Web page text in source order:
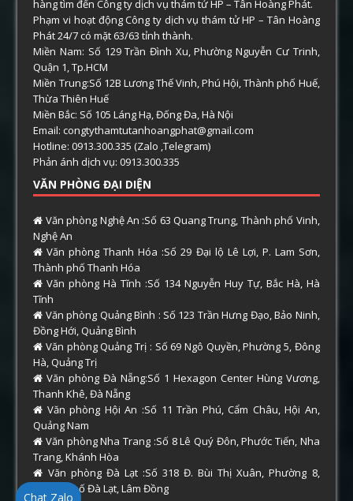
hàng tìm đến Công ty dịch vụ thám tử HP – Tân Hoàng Phát.
Phạm vi hoạt động Công ty dịch vụ thám tử HP – Tân Hoàng
Phát 24/7 có mặt 63/63 tỉnh thành.
Miền Nam: Số 129 Trần Đình Xu, Phường Nguyễn Cư Trinh,
Quận 1, Tp.HCM
Miền Trung:Số 12B Lương Thế Vinh, Phú Hội, Thành phố Huế,
Thừa Thiên Huế
Miền Bắc: Số 105 Láng Hạ, Đống Đa, Hà Nội
Email: congtythamtutanhoangphat@gmail.com
Hotline: 0913.300.335 (Zalo ,Telegram)
Phản ánh dịch vụ: 0913.300.335
VĂN PHÒNG ĐẠI DIỆN
Văn phòng Nghệ An :Số 63 Quang Trung, Thành phố Vinh,
Nghệ An
Văn phòng Thanh Hóa :Số 29 Đại lộ Lê Lợi, P. Lam Sơn,
Thành phố Thanh Hóa
Văn phòng Hà Tĩnh :Số 134 Nguyễn Huy Tự, Bắc Hà, Hà
Tĩnh
Văn phòng Quảng Bình : Số 123 Trần Hưng Đạo, Bảo Ninh,
Đồng Hới, Quảng Bình
Văn phòng Quảng Trị : Số 69 Ngô Quyền, Phường 5, Đông
Hà, Quảng Trị
Văn phòng Đà Nẵng:Số 1 Hexagon Center Hùng Vương,
Thanh Khê, Đà Nẵng
Văn phòng Hội An :Số 11 Trần Phú, Cẩm Châu, Hội An,
Quảng Nam
Văn phòng Nha Trang :Số 8 Lê Quý Đôn, Phước Tiến, Nha
Trang, Khánh Hòa
Văn phòng Đà Lạt :Số 318 Đ. Bùi Thị Xuân, Phường 8,
Thành phố Đà Lạt, Lâm Đồng
Chat Zalo